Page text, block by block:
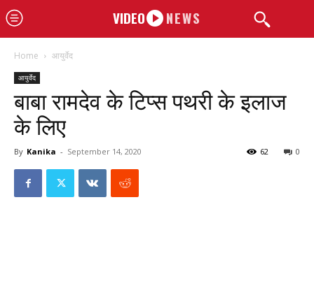
VIDEO NEWS
Home आयुर्वेद
आयुर्वेद
बाबा रामदेव के टिप्स पथरी के इलाज
के लिए
By Kanika - September 14, 2020 0
62